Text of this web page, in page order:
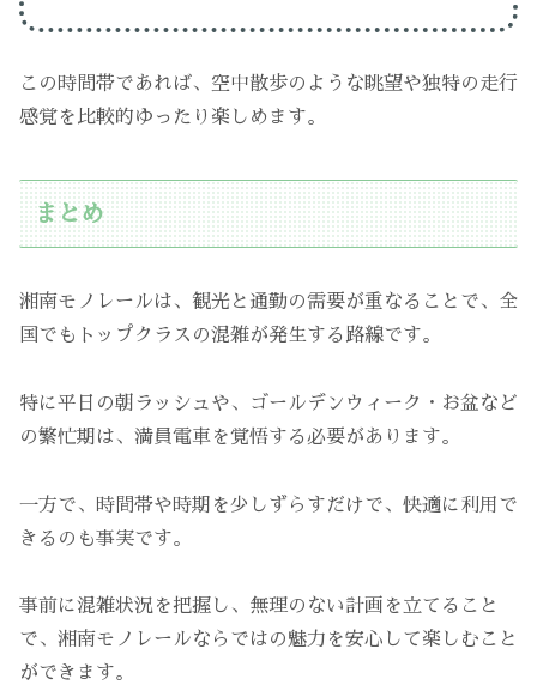
この時間帯であれば、空中散歩のような眺望や独特の走行
感覚を比較的ゆったり楽しめます。
まとめ
湘南モノレールは、観光と通勤の需要が重なることで、全
国でもトップクラスの混雑が発生する路線です。
特に平日の朝ラッシュや、ゴールデンウィーク・お盆など
の繁忙期は、満員電車を覚悟する必要があります。
一方で、時間帯や時期を少しずらすだけで、快適に利用で
きるのも事実です。
事前に混雑状況を把握し、無理のない計画を立てること
で、湘南モノレールならではの魅力を安心して楽しむこと
ができます。